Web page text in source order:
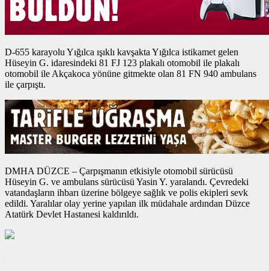
D-655 karayolu Yığılca ışıklı kavşakta Yığılca istikamet gelen
Hüseyin G. idaresindeki 81 FJ 123 plakalı otomobil ile plakalı
otomobil ile Akçakoca yönüne gitmekte olan 81 FN 940 ambulans
ile çarpıştı.
DMHA DÜZCE – Çarpışmanın etkisiyle otomobil sürücüsü
Hüseyin G. ve ambulans sürücüsü Yasin Y. yaralandı. Çevredeki
vatandaşların ihbarı üzerine bölgeye sağlık ve polis ekipleri sevk
edildi. Yaralılar olay yerine yapılan ilk müdahale ardından Düzce
Atatürk Devlet Hastanesi kaldırıldı.